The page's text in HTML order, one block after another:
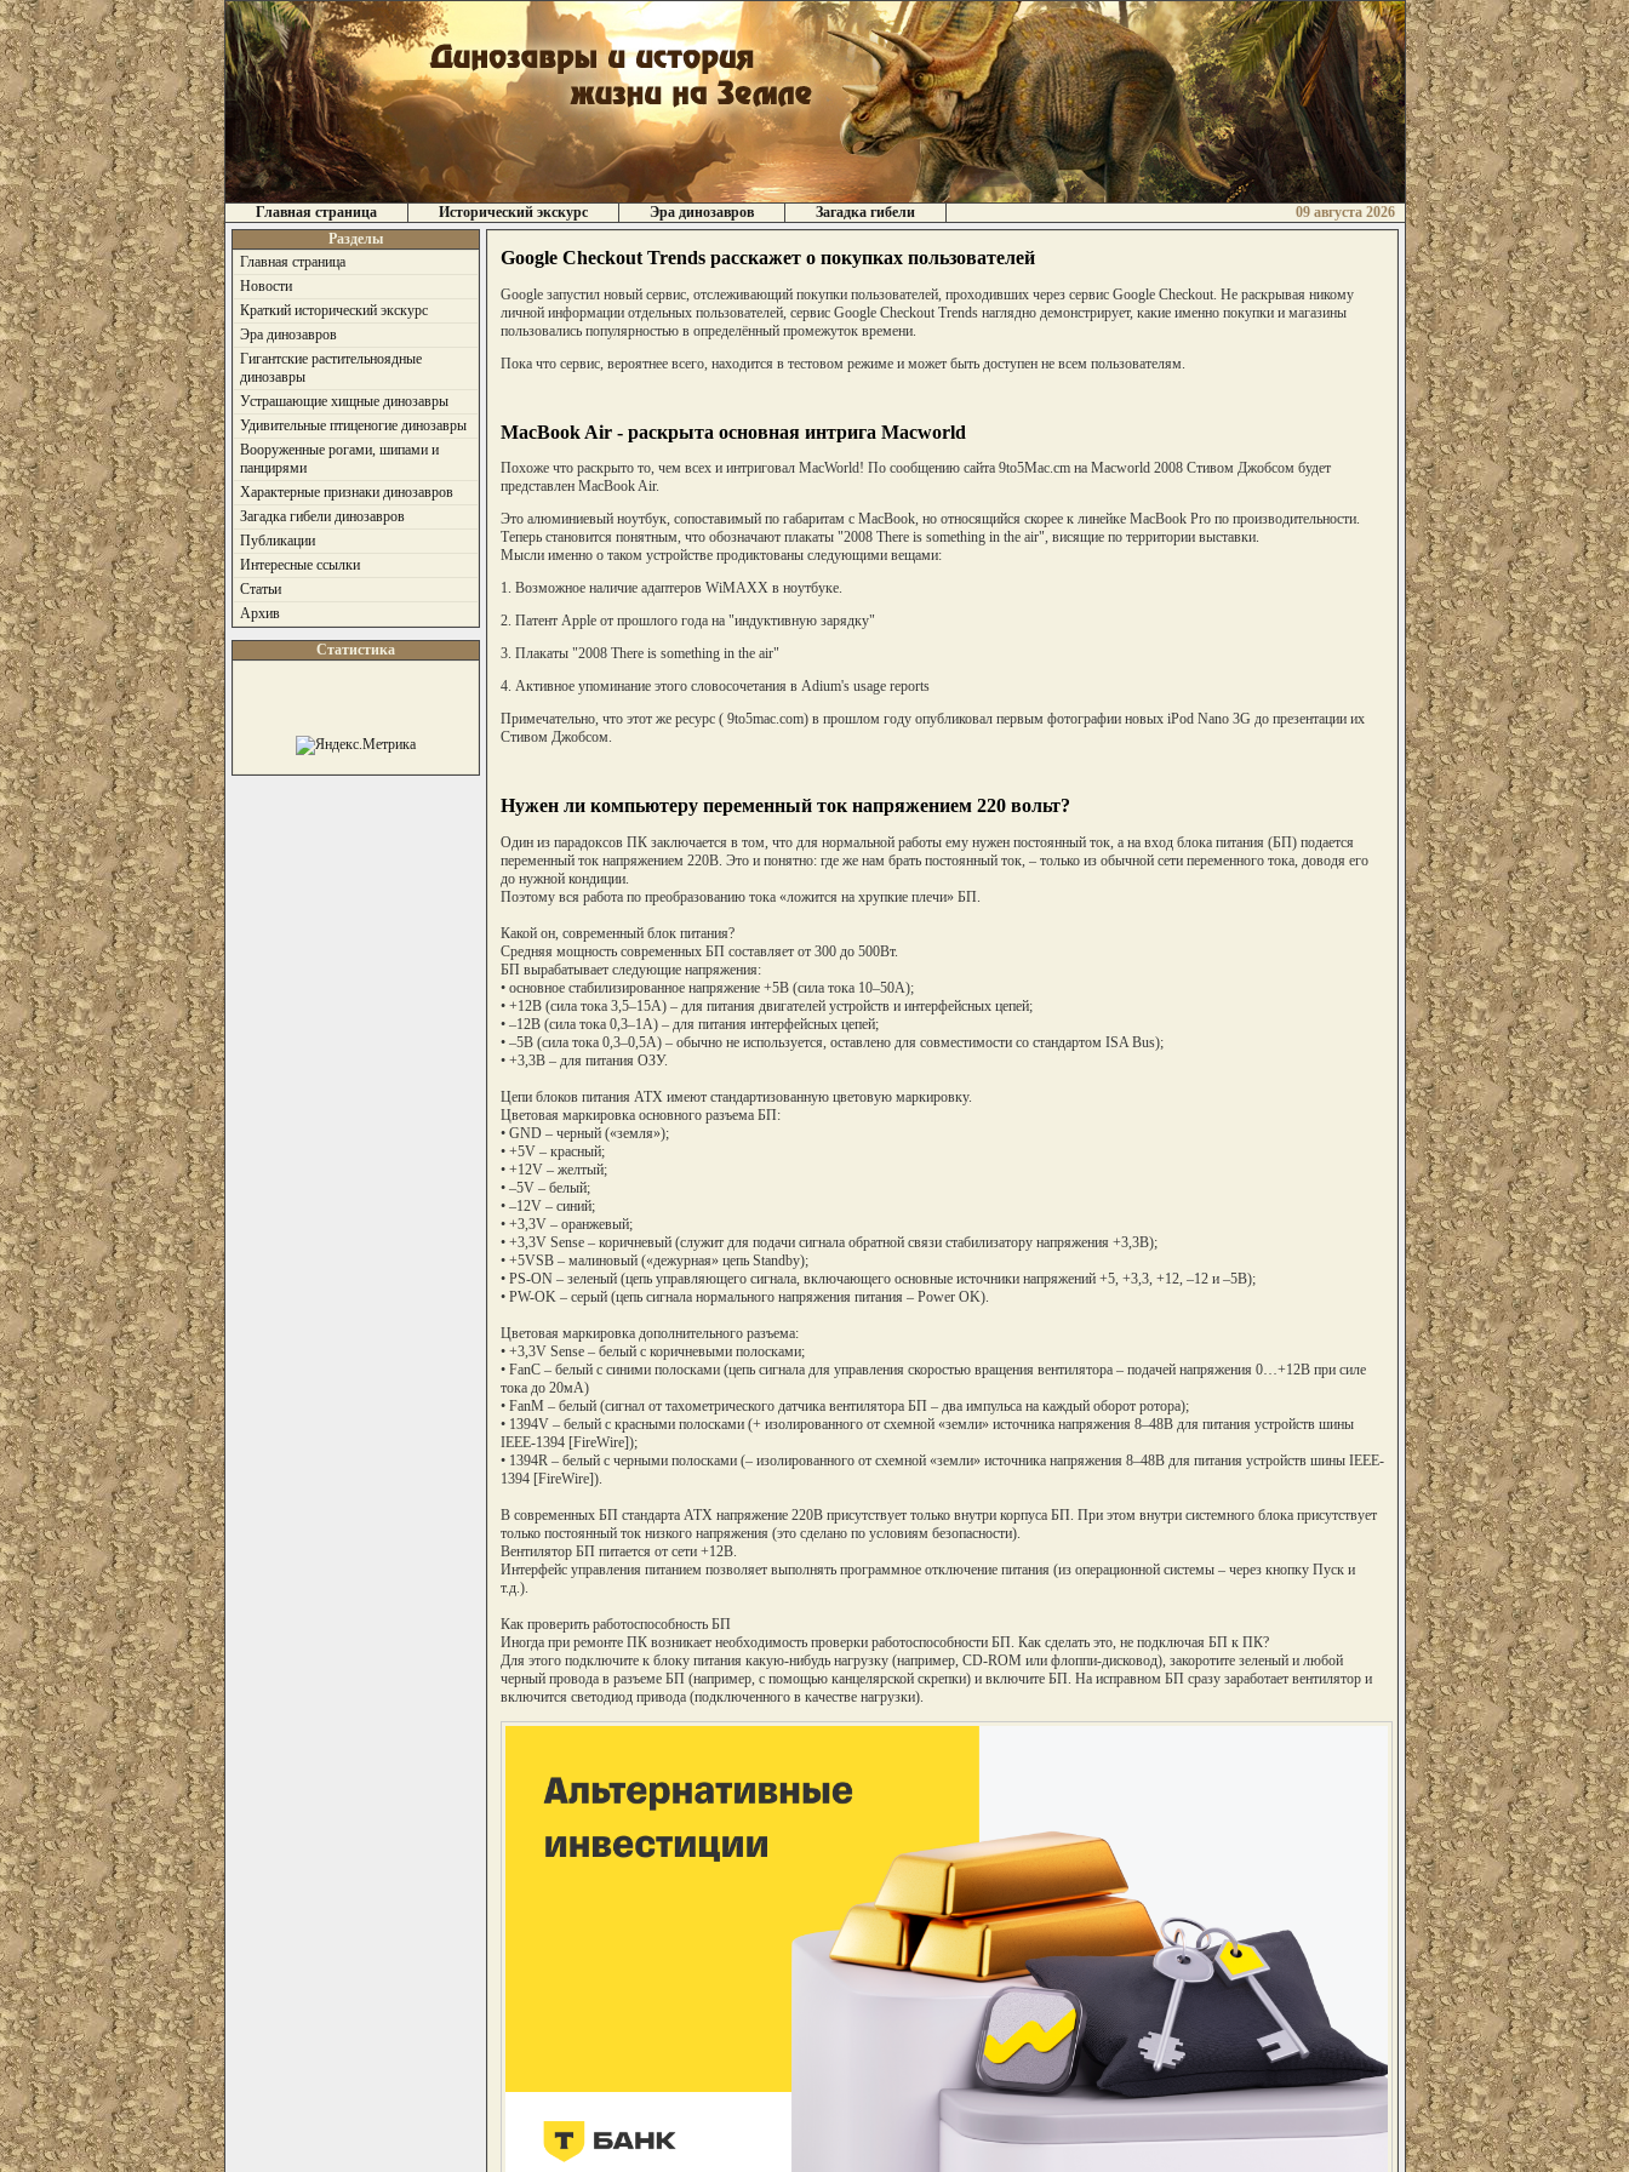
Главная страница Исторический экскурс Эра динозавров Загадка гибели
09 августа 2026
Разделы
Главная страница
Новости
Краткий исторический экскурс
Эра динозавров
Гигантские растительноядные
динозавры
Устрашающие хищные динозавры
Удивительные птиценогие динозавры
Вооруженные рогами, шипами и
панцирями
Характерные признаки динозавров
Загадка гибели динозавров
Публикации
Интересные ссылки
Статьи
Архив
Статистика
Google Checkout Trends расскажет о покупках пользователей
Google запустил новый сервис, отслеживающий покупки пользователей, проходивших через сервис Google Cheсkout. Не раскрывая никому
личной информации отдельных пользователей, сервис Google Cheсkout Trends наглядно демонстрирует, какие именно покупки и магазины
пользовались популярностью в определённый промежуток времени.
Пока что сервис, вероятнее всего, находится в тестовом режиме и может быть доступен не всем пользователям.
MacBook Air - раскрыта основная интрига Macworld
Похоже что раскрыто то, чeм всех и интриговал MacWorld! По сообщению сайта 9to5Mac.cm на Macworld 2008 Стивом Джобсом будет
представлен MacBook Air.
Это алюминиевый ноутбук, сопоставимый по габаритам с MacBook, но относящийся скорее к линейке MacBook Pro по производительности.
Теперь становится понятным, что обозначают плакаты "2008 There is something in the air", висящие по территории выставки.
Мысли именно о таком устройстве продиктованы следующими вещами:
1. Возможное наличие адаптеров WiMAXX в ноутбуке.
2. Патент Apple от прошлого года на "индуктивную зарядку"
3. Плакаты "2008 There is something in the air"
4. Активное упоминание этого словосочетания в Adium's usage reports
Примечательно, что этот же ресурс ( 9to5mac.com) в прошлом году опубликовал первым фотографии новых iPod Nano 3G до презентации их
Стивом Джобсом.
Нужен ли компьютеру переменный ток напряжением 220 вольт?
Один из парадоксов ПК заключается в том, что для нормальной работы ему нужен постоянный ток, а на вход блока питания (БП) подается
переменный ток напряжением 220В. Это и понятно: где же нам брать постоянный ток, – только из обычной сети переменного тока, доводя его
до нужной кондиции.
Поэтому вся работа по преобразованию тока «ложится на хрупкие плечи» БП.
Какой он, современный блок питания?
Средняя мощность современных БП составляет от 300 до 500Вт.
БП вырабатывает следующие напряжения:
• основное стабилизированное напряжение +5В (сила тока 10–50А);
• +12В (сила тока 3,5–15А) – для питания двигателей устройств и интерфейсных цепей;
• –12В (сила тока 0,3–1А) – для питания интерфейсных цепей;
• –5В (сила тока 0,3–0,5А) – обычно не используется, оставлено для совместимости со стандартом ISA Bus);
• +3,3В – для питания ОЗУ.
Цепи блоков питания ATX имеют стандартизованную цветовую маркировку.
Цветовая маркировка основного разъема БП:
• GND – черный («земля»);
• +5V – красный;
• +12V – желтый;
• –5V – белый;
• –12V – синий;
• +3,3V – оранжевый;
• +3,3V Sense – коричневый (служит для подачи сигнала обратной связи стабилизатору напряжения +3,3В);
• +5VSB – малиновый («дежурная» цепь Standby);
• PS-ON – зеленый (цепь управляющего сигнала, включающего основные источники напряжений +5, +3,3, +12, –12 и –5В);
• PW-OK – серый (цепь сигнала нормального напряжения питания – Power OK).
Цветовая маркировка дополнительного разъема:
• +3,3V Sense – белый с коричневыми полосками;
• FanC – белый с синими полосками (цепь сигнала для управления скоростью вращения вентилятора – подачей напряжения 0…+12В при силе
тока до 20мА)
• FanM – белый (сигнал от тахометрического датчика вентилятора БП – два импульса на каждый оборот ротора);
• 1394V – белый с красными полосками (+ изолированного от схемной «земли» источника напряжения 8–48В для питания устройств шины
IEEE-1394 [FireWire]);
• 1394R – белый с черными полосками (– изолированного от схемной «земли» источника напряжения 8–48В для питания устройств шины IEEE-
1394 [FireWire]).
В современных БП стандарта ATX напряжение 220В присутствует только внутри корпуса БП. При этом внутри системного блока присутствует
только постоянный ток низкого напряжения (это сделано по условиям безопасности).
Вентилятор БП питается от сети +12В.
Интерфейс управления питанием позволяет выполнять программное отключение питания (из операционной системы – через кнопку Пуск и
т.д.).
Как проверить работоспособность БП
Иногда при ремонте ПК возникает необходимость проверки работоспособности БП. Как сделать это, не подключая БП к ПК?
Для этого подключите к блоку питания какую-нибудь нагрузку (например, CD-ROM или флоппи-дисковод), закоротите зеленый и любой
черный провода в разъеме БП (например, с помощью канцелярской скрепки) и включите БП. На исправном БП сразу заработает вентилятор и
включится светодиод привода (подключенного в качестве нагрузки).